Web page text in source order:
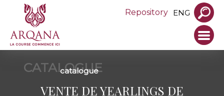
Repository ENG
CATALOGUE
catalogue
VENTE DE YEARLINGS DE